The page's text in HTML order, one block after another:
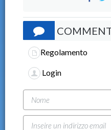
Regolamento
Login